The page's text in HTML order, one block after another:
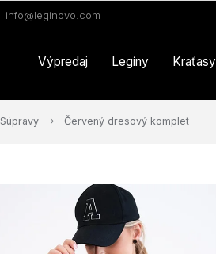
info@leginovo.com
Výpredaj Legíny Kraťasy
Súpravy Červený dresový komplet